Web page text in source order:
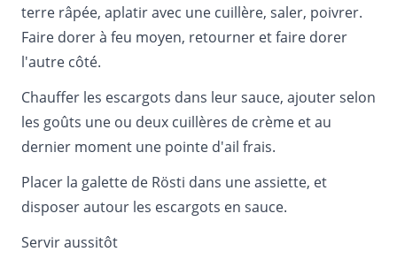
terre râpée, aplatir avec une cuillère, saler, poivrer.
Faire dorer à feu moyen, retourner et faire dorer
l'autre côté.
Chauffer les escargots dans leur sauce, ajouter selon
les goûts une ou deux cuillères de crème et au
dernier moment une pointe d'ail frais.
Placer la galette de Rösti dans une assiette, et
disposer autour les escargots en sauce.
Servir aussitôt